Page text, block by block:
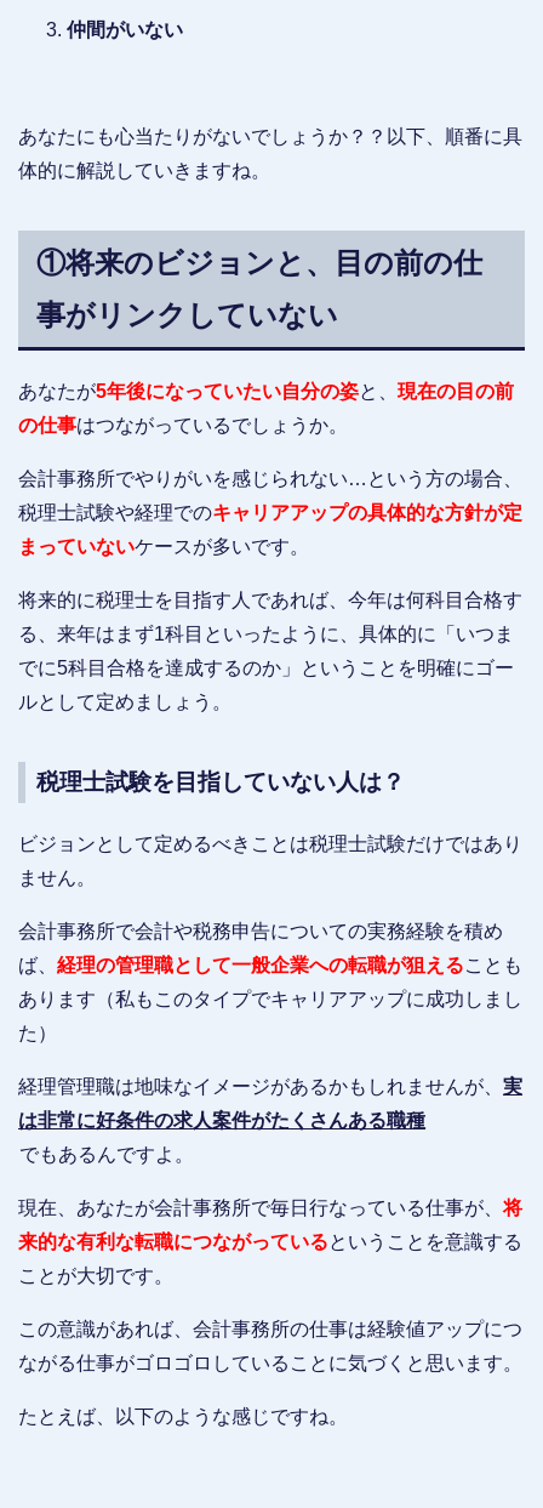
仲間がいない
あなたにも心当たりがないでしょうか？？以下、順番に具
体的に解説していきますね。
①将来のビジョンと、目の前の仕
事がリンクしていない
あなたが5年後になっていたい自分の姿と、 現在の目の前
の仕事はつながっているでしょうか。
会計事務所でやりがいを感じられない…という方の場合、
税理士試験や経理でのキャリアアップの具体的な方針が定
まっていないケースが多いです。
将来的に税理士を目指す人であれば、今年は何科目合格す
る、来年はまず1科目といったように、具体的に「いつま
でに5科目合格を達成するのか」ということを明確にゴー
ルとして定めましょう。
税理士試験を目指していない人は？
ビジョンとして定めるべきことは税理士試験だけではあり
ません。
会計事務所で会計や税務申告についての実務経験を積め
ば、 経理の管理職として一般企業への転職が狙えることも
あります（私もこのタイプでキャリアアップに成功しまし
た）
経理管理職は地味なイメージがあるかもしれませんが、 実
は非常に好条件の求人案件がたくさんある職種
でもあるんですよ。
現在、あなたが会計事務所で毎日行なっている仕事が、将
来的な有利な転職につながっているということを意識する
ことが大切です。
この意識があれば、会計事務所の仕事は経験値アップにつ
ながる仕事がゴロゴロしていることに気づくと思います。
たとえば、以下のような感じですね。